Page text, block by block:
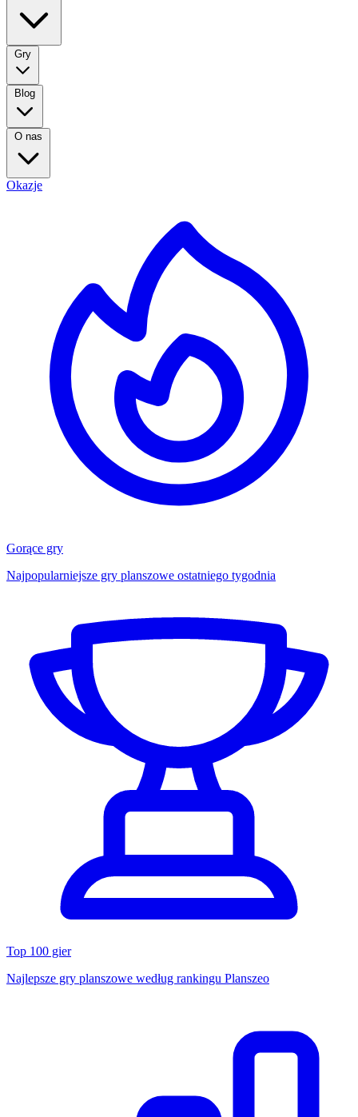
Gry
Blog
O nas
Okazje
Gorące gry
Najpopularniejsze gry planszowe ostatniego tygodnia
Top 100 gier
Najlepsze gry planszowe według rankingu Planszeo